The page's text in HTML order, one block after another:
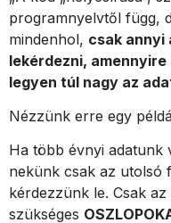
programnyelvtől függ,
mindenhol, csak annyi
lekérdezni,
legyen túl nagy az
Nézzünk erre egy
Ha több évnyi adatunk
nekünk csak az utolsó
kérdezzünk le. Csak
szükséges